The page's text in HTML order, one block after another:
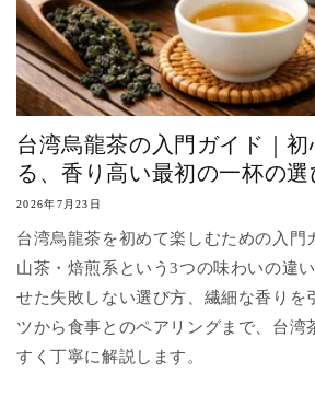
台湾烏龍茶の入門ガイド｜
る、香り高い最初の一杯の
2026年7月23日
台湾烏龍茶を初めて楽しむための入門
山茶・焙煎系という3つの味わいの違
せた失敗しない選び方、繊細な香りを
ツから食事とのペアリングまで、台湾
すく丁寧に解説します。